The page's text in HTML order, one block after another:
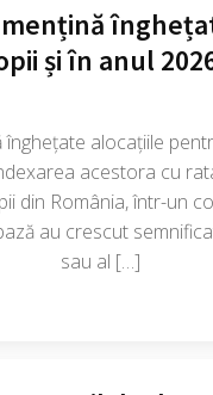
mențină
și în anul
alocațiile
acestora cu
din România, într-un
au crescut
sau al […]